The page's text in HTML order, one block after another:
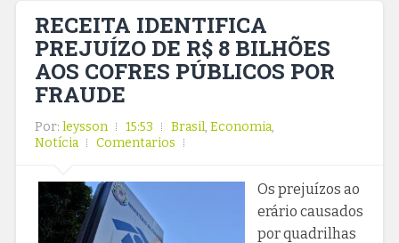
RECEITA IDENTIFICA
PREJUÍZO DE R$ 8 BILHÕES
AOS COFRES PÚBLICOS POR
FRAUDE
Por: leysson 15:53 Brasil, Economia,
Notícia
Comentarios
Os prejuízos ao
erário causados
por quadrilhas